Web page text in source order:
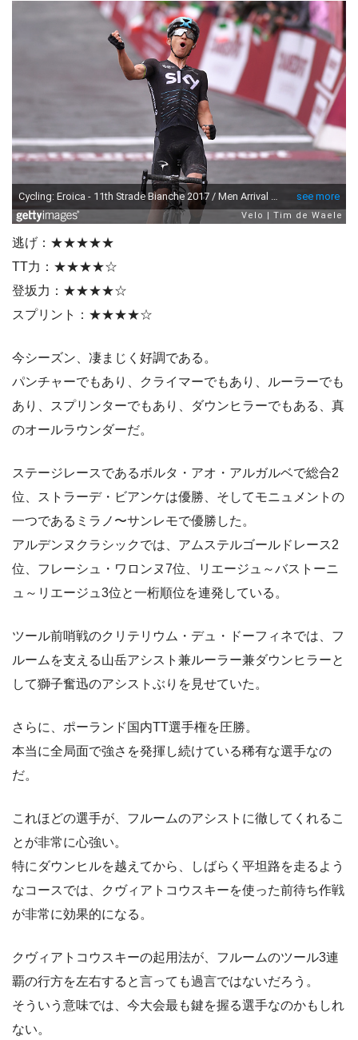
逃げ：★★★★★
TT力：★★★★☆
登坂力：★★★★☆
スプリント：★★★★☆
今シーズン、凄まじく好調である。
パンチャーでもあり、クライマーでもあり、ルーラーでも
あり、スプリンターでもあり、ダウンヒラーでもある、真
のオールラウンダーだ。
ステージレースであるボルタ・アオ・アルガルベで総合2
位、ストラーデ・ビアンケは優勝、そしてモニュメントの
一つであるミラノ〜サンレモで優勝した。
アルデンヌクラシックでは、アムステルゴールドレース2
位、フレーシュ・ワロンヌ7位、リエージュ～バストーニ
ュ～リエージュ3位と一桁順位を連発している。
ツール前哨戦のクリテリウム・デュ・ドーフィネでは、フ
ルームを支える山岳アシスト兼ルーラー兼ダウンヒラーと
して獅子奮迅のアシストぶりを見せていた。
さらに、ポーランド国内TT選手権を圧勝。
本当に全局面で強さを発揮し続けている稀有な選手なの
だ。
これほどの選手が、フルームのアシストに徹してくれるこ
とが非常に心強い。
特にダウンヒルを越えてから、しばらく平坦路を走るよう
なコースでは、クヴィアトコウスキーを使った前待ち作戦
が非常に効果的になる。
クヴィアトコウスキーの起用法が、フルームのツール3連
覇の行方を左右すると言っても過言ではないだろう。
そういう意味では、今大会最も鍵を握る選手なのかもしれ
ない。